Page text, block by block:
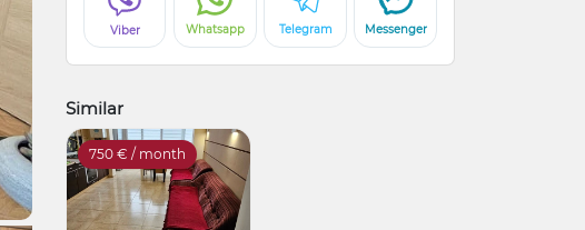
Viber Whatsapp Telegram Messenger
Similar
750 € / month